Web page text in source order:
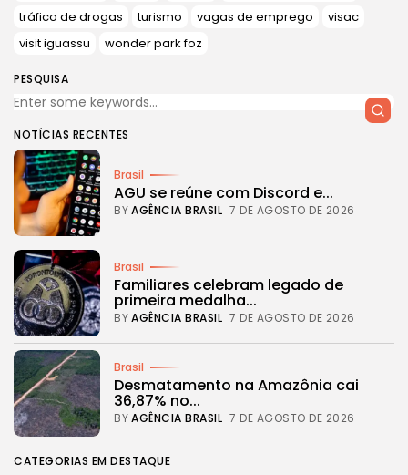
tráfico de drogas
turismo vagas de emprego
visac
visit iguassu
wonder park foz
PESQUISA
NOTÍCIAS RECENTES
Brasil
AGU se reúne com Discord e...
BYAGÊNCIA BRASIL 7 DE AGOSTO DE 2026
Brasil
Familiares celebram legado de
primeira medalha...
BYAGÊNCIA BRASIL 7 DE AGOSTO DE 2026
Brasil
Desmatamento na Amazônia cai
36,87% no...
BYAGÊNCIA BRASIL 7 DE AGOSTO DE 2026
CATEGORIAS EM DESTAQUE